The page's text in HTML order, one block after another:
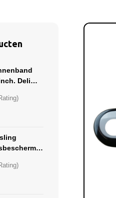
Deli